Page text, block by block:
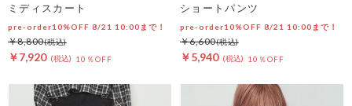
ミディスカート
pre-order10%OFF 8/21 10:00まで！
￥7,920 10％OFF
￥8,800
ショートパンツ
pre-order10%OFF 8/21 10:00まで！
￥5,940 10％OFF
￥6,600